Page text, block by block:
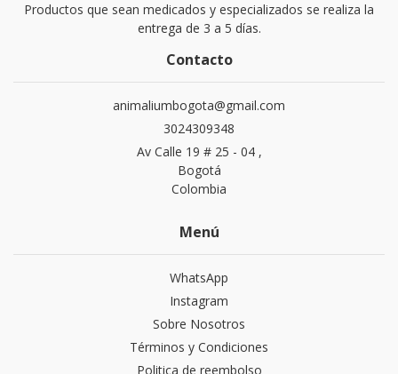
Productos que sean medicados y especializados se realiza la
entrega de 3 a 5 días.
Contacto
animaliumbogota@gmail.com
3024309348
Av Calle 19 # 25 - 04 ,
Bogotá
Colombia
Menú
WhatsApp
Instagram
Sobre Nosotros
Términos y Condiciones
Politica de reembolso